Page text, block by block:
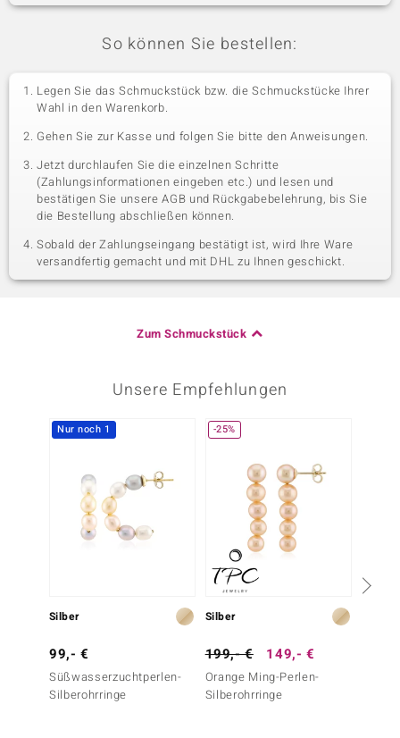
So können Sie bestellen:
Legen Sie das Schmuckstück bzw. die Schmuckstücke Ihrer
Wahl in den Warenkorb.
Gehen Sie zur Kasse und folgen Sie bitte den Anweisungen.
Jetzt durchlaufen Sie die einzelnen Schritte
(Zahlungsinformationen eingeben etc.) und lesen und
bestätigen Sie unsere AGB und Rückgabebelehrung, bis Sie
die Bestellung abschließen können.
Sobald der Zahlungseingang bestätigt ist, wird Ihre Ware
versandfertig gemacht und mit DHL zu Ihnen geschickt.
Zum Schmuckstück
Unsere Empfehlungen
Nur noch 1
Silber
99,- €
Süßwasserzuchtperlen-
Silberohrringe
-25%
Silber
199,- € 149,- €
Orange Ming-Perlen-
Silberohrringe